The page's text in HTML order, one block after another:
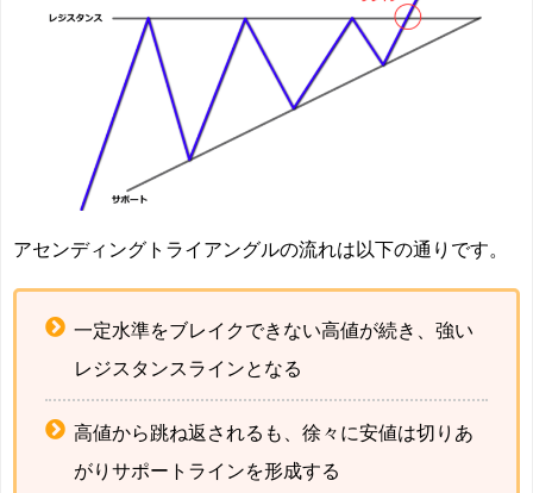
アセンディングトライアングルの流れは以下の通りです。
一定水準をブレイクできない高値が続き、強い
レジスタンスラインとなる
高値から跳ね返されるも、徐々に安値は切りあ
がりサポートラインを形成する